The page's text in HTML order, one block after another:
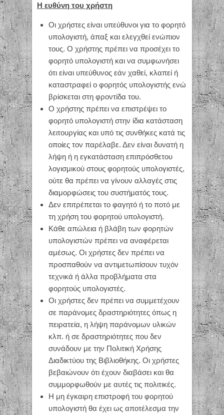
Η ευθύνη του χρήστη
Οι χρήστες είναι υπεύθυνοι για το φορητό
υπολογιστή, άπαξ και ελεγχθεί ενώπιον
τους. Ο χρήστης πρέπει να προσέχει το
φορητό υπολογιστή και να συμφωνήσει
ότι είναι υπεύθυνος εάν χαθεί, κλαπεί ή
καταστραφεί ο φορητός υπολογιστής ενώ
βρίσκεται στη φροντίδα του.
Ο χρήστης πρέπει να επιστρέψει το
φορητό υπολογιστή στην ίδια κατάσταση
λειτουργίας και υπό τις συνθήκες κατά τις
οποίες τον παρέλαβε. Δεν είναι δυνατή η
λήψη ή η εγκατάσταση επιπρόσθετου
λογισμικού στους φορητούς υπολογιστές,
ούτε θα πρέπει να γίνουν αλλαγές στις
διαμορφώσεις του συστήματός τους.
Δεν επιτρέπεται το φαγητό ή το ποτό με
τη χρήση του φορητού υπολογιστή.
Κάθε απώλεια ή βλάβη των φορητών
υπολογιστών πρέπει να αναφέρεται
αμέσως. Οι χρήστες δεν πρέπει να
προσπαθούν να αντιμετωπίσουν τυχόν
τεχνικά ή άλλα προβλήματα στα
φορητούς υπολογιστές.
Οι χρήστες δεν πρέπει να συμμετέχουν
σε παράνομες δραστηριότητες όπως η
πειρατεία, η λήψη παράνομων υλικών
κλπ. ή σε δραστηριότητες που δεν
συνάδουν με την Πολιτική Χρήσης
Διαδικτύου της Βιβλιοθήκης. Οι χρήστες
βεβαιώνουν ότι έχουν διαβάσει και θα
συμμορφωθούν με αυτές τις πολιτικές.
Η μη έγκαιρη επιστροφή του φορητού
υπολογιστή θα έχει ως αποτέλεσμα την